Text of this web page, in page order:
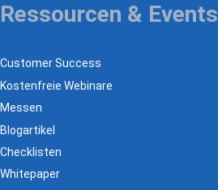
Ressourcen & Events
Customer Success
Kostenfreie Webinare
Messen
Blogartikel
Checklisten
Whitepaper